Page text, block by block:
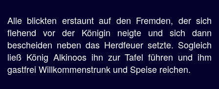
Alle blickten erstaunt auf den Fremden, der sich
flehend vor der Königin neigte und sich dann
bescheiden neben das Herdfeuer setzte. Sogleich
ließ König Alkinoos ihn zur Tafel führen und ihm
gastfrei Willkommenstrunk und Speise reichen.